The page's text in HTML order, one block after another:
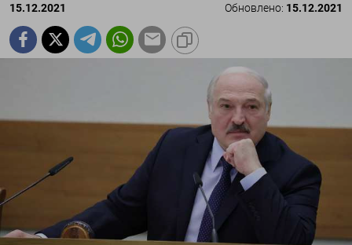
15.12.2021 Обновлено: 15.12.2021